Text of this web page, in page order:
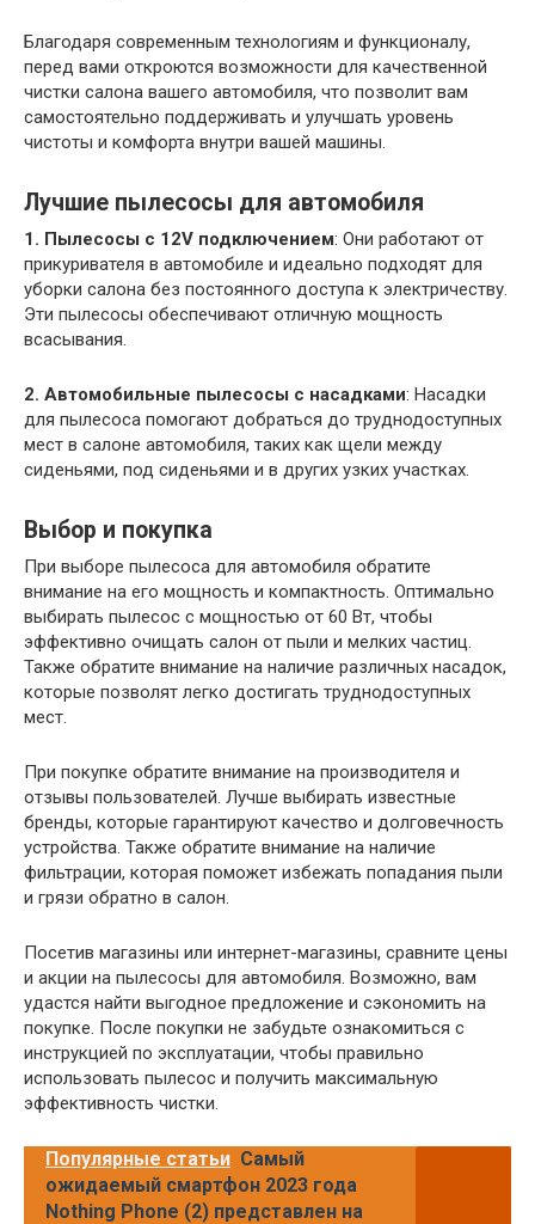
Благодаря современным технологиям и функционалу,
перед вами откроются возможности для качественной
чистки салона вашего автомобиля, что позволит вам
самостоятельно поддерживать и улучшать уровень
чистоты и комфорта внутри вашей машины.
Лучшие пылесосы для автомобиля
1. Пылесосы с 12V подключением: Они работают от
прикуривателя в автомобиле и идеально подходят для
уборки салона без постоянного доступа к электричеству.
Эти пылесосы обеспечивают отличную мощность
всасывания.
2. Автомобильные пылесосы с насадками: Насадки
для пылесоса помогают добраться до труднодоступных
мест в салоне автомобиля, таких как щели между
сиденьями, под сиденьями и в других узких участках.
Выбор и покупка
При выборе пылесоса для автомобиля обратите
внимание на его мощность и компактность. Оптимально
выбирать пылесос с мощностью от 60 Вт, чтобы
эффективно очищать салон от пыли и мелких частиц.
Также обратите внимание на наличие различных насадок,
которые позволят легко достигать труднодоступных
мест.
При покупке обратите внимание на производителя и
отзывы пользователей. Лучше выбирать известные
бренды, которые гарантируют качество и долговечность
устройства. Также обратите внимание на наличие
фильтрации, которая поможет избежать попадания пыли
и грязи обратно в салон.
Посетив магазины или интернет-магазины, сравните цены
и акции на пылесосы для автомобиля. Возможно, вам
удастся найти выгодное предложение и сэкономить на
покупке. После покупки не забудьте ознакомиться с
инструкцией по эксплуатации, чтобы правильно
использовать пылесос и получить максимальную
эффективность чистки.
Популярные статьи Самый
ожидаемый смартфон 2023 года
Nothing Phone (2) представлен на